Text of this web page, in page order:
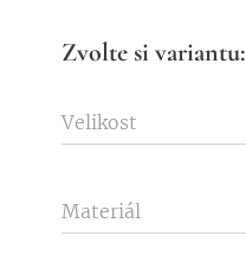
Zvolte si variantu:
Velikost
Materiál